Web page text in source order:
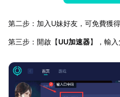
第二步：加入U妹好友，可免費獲
第三步：開啟【UU加速器】，輸